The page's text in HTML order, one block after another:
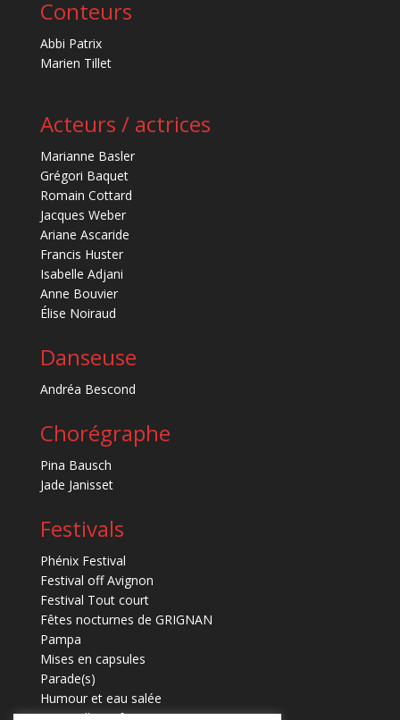
Conteurs
Abbi Patrix
Marien Tillet
Acteurs / actrices
Marianne Basler
Grégori Baquet
Romain Cottard
Jacques Weber
Ariane Ascaride
Francis Huster
Isabelle Adjani
Anne Bouvier
Élise Noiraud
Danseuse
Andréa Bescond
Chorégraphe
Pina Bausch
Jade Janisset
Festivals
Phénix Festival
Festival off Avignon
Festival Tout court
Fêtes nocturnes de GRIGNAN
Pampa
Mises en capsules
Parade(s)
Humour et eau salée